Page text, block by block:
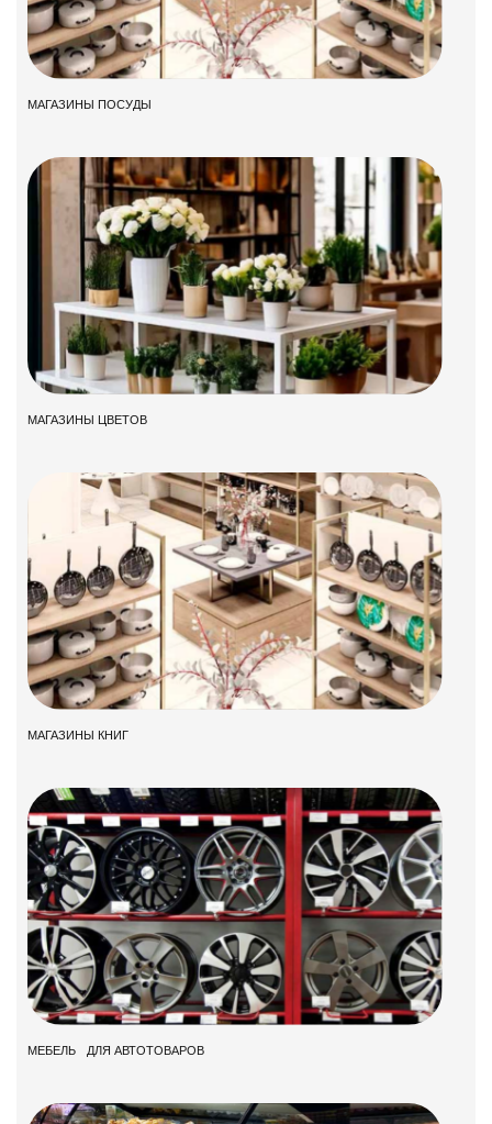
МАГАЗИНЫ ПОСУДЫ
МАГАЗИНЫ ЦВЕТОВ
МАГАЗИНЫ КНИГ
МЕБЕЛЬ ДЛЯ АВТОТОВАРОВ